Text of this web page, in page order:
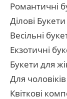
Романтичні
Ділові Букети
Весільні
Екзотичні
Букети для
Для чоловіків
Квіткові